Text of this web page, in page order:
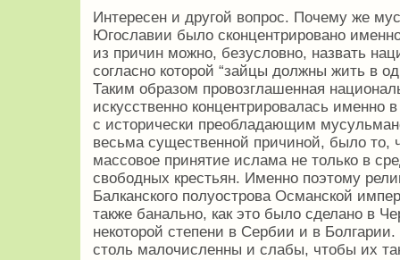
Интересен и другой вопрос. Почему же
Югославии было сконцентрировано
из причин можно, безусловно, назвать
согласно которой “зайцы должны жить в
Таким образом провозглашенная
искусственно концентрировалась именно
с исторически преобладающим
весьма существенной причиной, было то,
массовое принятие ислама не только в
свободных крестьян. Именно поэтому
Балканского полуострова Османской
также банально, как это было сделано в
некоторой степени в Сербии и в
столь малочисленны и слабы, чтобы их